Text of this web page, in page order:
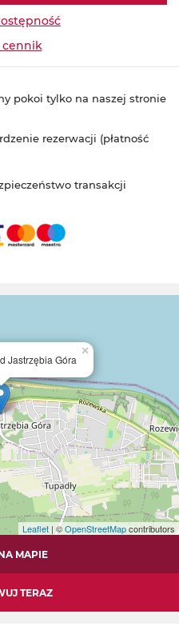
cennik
pokoi tylko na naszej stronie
rezerwacji (płatność
transakcji
Jastrzębia Góra
×
Leaflet | ©OpenStreetMapcontributors
MAPIE
TERAZ